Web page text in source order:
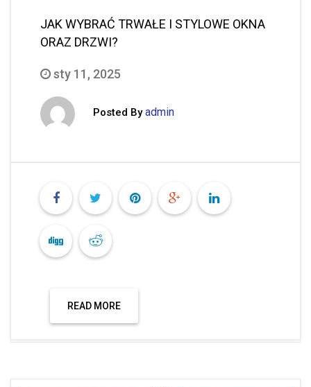
JAK WYBRAĆ TRWAŁE I STYLOWE OKNA
ORAZ DRZWI?
sty 11, 2025
Posted By admin
READ MORE